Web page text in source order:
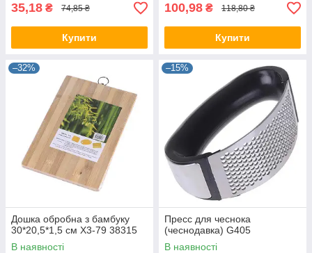
35,18 ₴ 74,85 ₴
Купити
100,98 ₴ 118,80 ₴
Купити
–32%
Дошка обробна з бамбуку
30*20,5*1,5 см Х3-79 38315
В наявності
–15%
Пресс для чеснока
(чеснодавка) G405
В наявності